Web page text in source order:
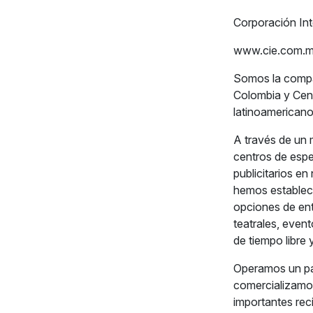
Corporación
Somos la
Colombia y
A través de un
centros de
publicitarios en
hemos
opciones de
teatrales,
de tiempo libre
Operamos un
importantes